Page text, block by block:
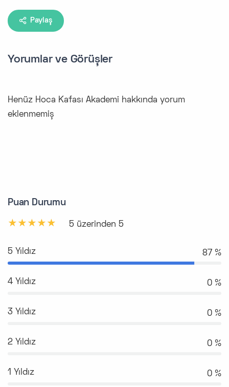
Paylaş
Yorumlar ve Görüşler
Henüz Hoca Kafası Akademi hakkında yorum
eklenmemiş
Puan Durumu
5 üzerinden 5
5 Yıldız 96 %
4 Yıldız 0 %
3 Yıldız 0 %
2 Yıldız 0 %
1 Yıldız 0 %